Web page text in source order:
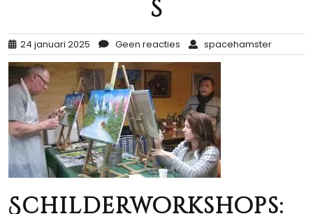
s
24 januari 2025 Geen reacties spacehamster
Schilderworkshops: